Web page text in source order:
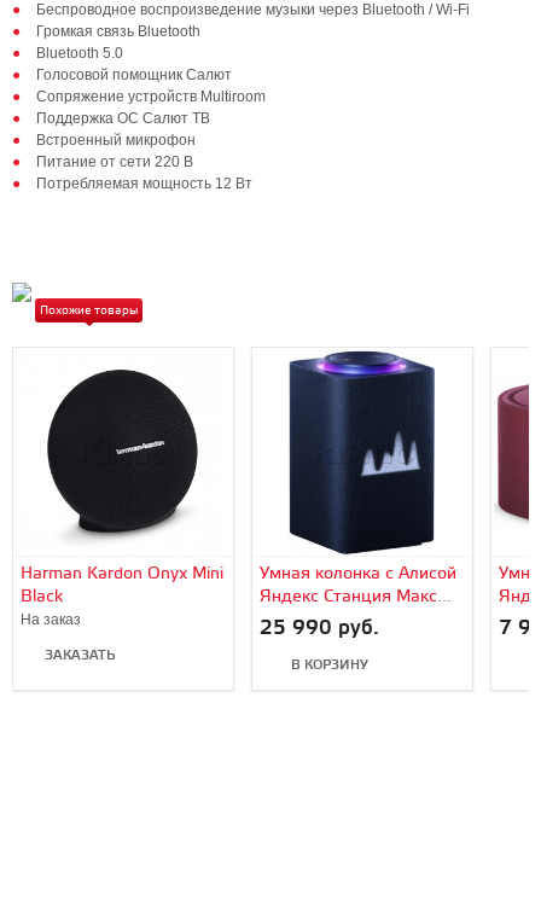
Беспроводное воспроизведение музыки через Bluetooth / Wi-Fi
Громкая связь Bluetooth
Bluetooth 5.0
Голосовой помощник Салют
Сопряжение устройств Multiroom
Поддержка ОС Салют ТВ
Встроенный микрофон
Питание от сети 220 В
Потребляемая мощность 12 Вт
Похожие товары
Harman Kardon Onyx Mini
Black
На заказ
ЗАКАЗАТЬ
Умная колонка с Алисой
Яндекс Станция Макс
(Blue/Синий)
25 990 руб.
В КОРЗИНУ
7